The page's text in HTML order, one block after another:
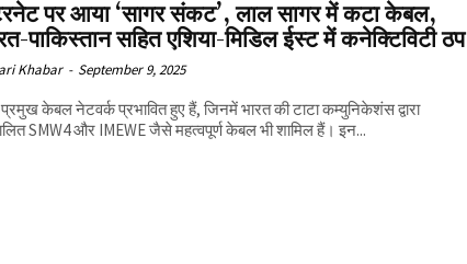
पर आया ‘सागर संकट’, लाल सागर में कटा केबल,
पाकिस्तान सहित एशिया-मिडिल ईस्ट में कनेक्टिविटी ठप
Khabar - September 9, 2025
केबल नेटवर्क प्रभावित हुए हैं, जिनमें भारत की टाटा कम्युनिकेशंस द्वारा
SMW4 और IMEWE जैसे महत्वपूर्ण केबल भी शामिल हैं। इन...